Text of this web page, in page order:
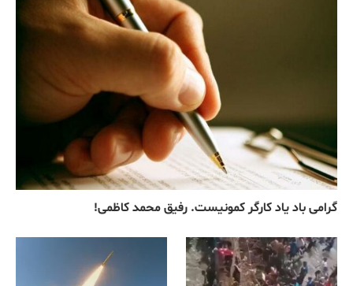
گرامی باد یاد کارگر کمونیست. رفیق محمد کاظمی!